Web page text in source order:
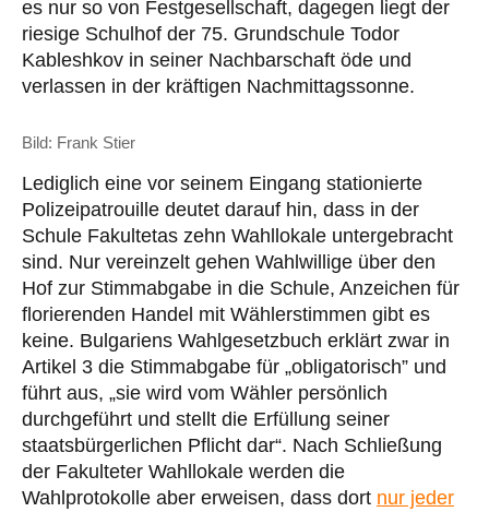
es nur so von Festgesellschaft, dagegen liegt der
riesige Schulhof der 75. Grundschule Todor
Kableshkov in seiner Nachbarschaft öde und
verlassen in der kräftigen Nachmittagssonne.
Bild: Frank Stier
Lediglich eine vor seinem Eingang stationierte
Polizeipatrouille deutet darauf hin, dass in der
Schule Fakultetas zehn Wahllokale untergebracht
sind. Nur vereinzelt gehen Wahlwillige über den
Hof zur Stimmabgabe in die Schule, Anzeichen für
florierenden Handel mit Wählerstimmen gibt es
keine. Bulgariens Wahlgesetzbuch erklärt zwar in
Artikel 3 die Stimmabgabe für „obligatorisch” und
führt aus, „sie wird vom Wähler persönlich
durchgeführt und stellt die Erfüllung seiner
staatsbürgerlichen Pflicht dar“. Nach Schließung
der Fakulteter Wahllokale werden die
Wahlprotokolle aber erweisen, dass dort nur jeder